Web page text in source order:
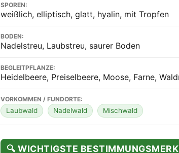
SPOREN:
weißlich, elliptisch, glatt, hyalin, mit Tropfen
BODEN:
Nadelstreu, Laubstreu, saurer Boden
BEGLEITPFLANZE:
Heidelbeere, Preiselbeere, Moose, Farne,
VORKOMMEN / FUNDORTE:
Laubwald Nadelwald Mischwald
🔍 WICHTIGSTE